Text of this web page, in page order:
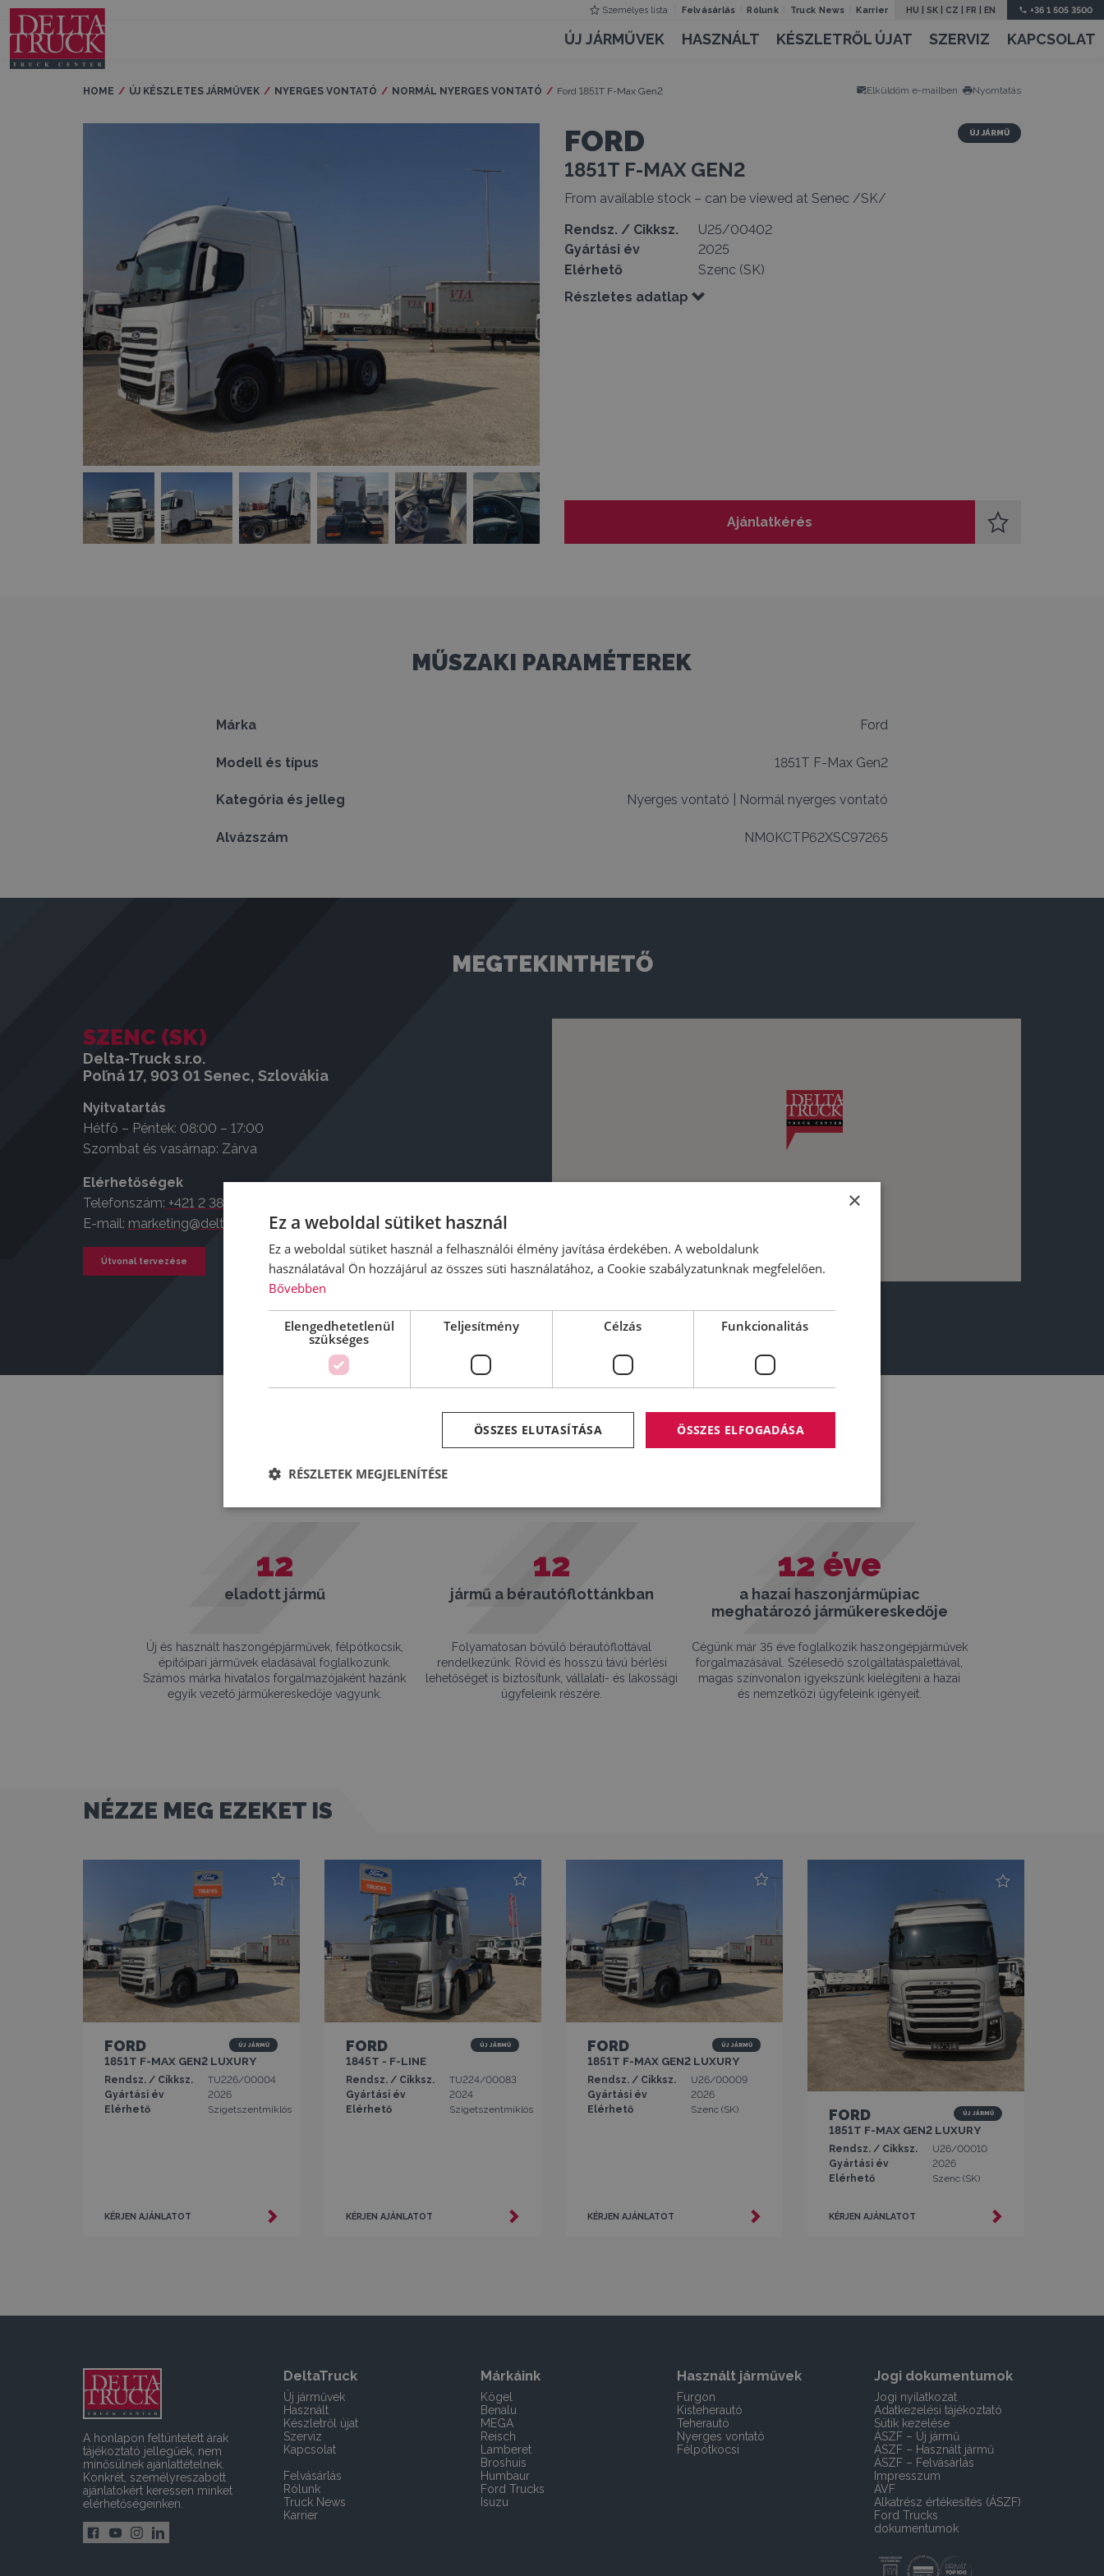
Személyes lista Felvásárlás Rólunk Truck News Karrier HU |SK CZ |FR |EN +36 1 505 3500
ÚJ JÁRMŰVEK HASZNÁLT KÉSZLETRŐL ÚJAT SZERVIZ KAPCSOLAT
HOME ÚJ KÉSZLETES JÁRMŰVEK NYERGES VONTATÓ NORMÁL NYERGES VONTATÓ Current:
Ford 1851T F-Max Gen2 Elküldöm e-mailben Nyomtatás
új jármű
FORD
1851T F-MAX GEN2
From available stock – can be viewed at Senec /SK/
Rendsz. / Cikksz.
U25/00402
Gyártási év
2025
Elérhető
Szenc (SK)
Részletes adatlap
Ajánlatkérés
MŰSZAKI PARAMÉTEREK
Márka Ford
Modell és típus 1851T F-Max Gen2
Kategória és jelleg Nyerges vontató Normál nyerges vontató
Alvázszám NM0KCTP62XSC97265
MEGTEKINTHETŐ
SZENC (SK)
Delta-Truck s.r.o.
Poľná 17, 903 01 Senec, Szlovákia
Nyitvatartás
Hétfő – Péntek: 08:00 – 17:00
Szombat és vasárnap: Zárva
Elérhetőségek
Telefonszám: +421 2 381 1 3673
E-mail: marketing@deltatruck.sk
Útvonal tervezése
MIÉRT MINKET VÁLASSZON?
12
eladott jármű
Új és használt haszongépjárművek, félpótkocsik,
épitőipari járművek eladásával foglalkozunk.
Számos márka hivatalos forgalmazójaként hazánk
egyik vezető járműkereskedője vagyunk.
12
jármű a bérautóflottánkban
Folyamatosan bővülő bérautóflottával
rendelkezünk. Rövid és hosszú távú bérlési
lehetőséget is biztosítunk, vállalati- és lakossági
ügyfeleink részére.
12 éve
a hazai haszonjárműpiac
meghatározó járműkereskedője
Cégünk már 35 éve foglalkozik haszongépjárművek
forgalmazásával. Szélesedő szolgáltatáspalettával,
magas színvonalon igyekszünk kielégíteni a hazai
és nemzetközi ügyfeleink igényeit.
NÉZZE MEG EZEKET IS
új jármű
FORD
1851T F-MAX GEN2 LUXURY
Rendsz. / Cikksz.
TU226/00004
Gyártási év
2026
Elérhető
Szigetszentmiklós
KÉRJEN AJÁNLATOT
új jármű
FORD
1845T - F-LINE
Rendsz. / Cikksz.
TU224/00083
Gyártási év
2024
Elérhető
Szigetszentmiklós
KÉRJEN AJÁNLATOT
új jármű
FORD
1851T F-MAX GEN2 LUXURY
Rendsz. / Cikksz.
U26/00009
Gyártási év
2026
Elérhető
Szenc (SK)
KÉRJEN AJÁNLATOT
új jármű
FORD
1851T F-MAX GEN2 LUXURY
Rendsz. / Cikksz.
U26/00010
Gyártási év
2026
Elérhető
Szenc (SK)
KÉRJEN AJÁNLATOT
A honlapon feltüntetett árak
tájékoztató jellegűek, nem
minősülnek ajánlattételnek.
Konkrét, személyreszabott
ajánlatokért keressen minket
elérhetőségeinken.
DeltaTruck
Új járművek
Használt
Készletről újat
Szerviz
Kapcsolat
Felvásárlás
Rólunk
Truck News
Karrier
Márkáink
Kögel
Benalu
MEGA
Reisch
Lamberet
Broshuis
Humbaur
Ford Trucks
Isuzu
Használt járművek
Furgon
Kisteherautó
Teherautó
Nyerges vontató
Félpótkocsi
Jogi dokumentumok
Jogi nyilatkozat
Adatkezelési tájékoztató
Sütik kezelése
ÁSZF – Új jármű
ÁSZF – Használt jármű
ÁSZF – Felvásárlás
Impresszum
ÁVF
Alkatrész értékesítés (ÁSZF)
Ford Trucks
dokumentumok
×
Ez a weboldal sütiket használ
Ez a weboldal sütiket használ a felhasználói élmény javítása érdekében. A weboldalunk
használatával Ön hozzájárul az összes süti használatához, a Cookie szabályzatunknak megfelelően.
Bővebben
Elengedhetetlenül
szükséges
Teljesítmény Célzás Funkcionalitás
ÖSSZES ELFOGADÁSA
ÖSSZES ELUTASÍTÁSA
RÉSZLETEK MEGJELENÍTÉSE